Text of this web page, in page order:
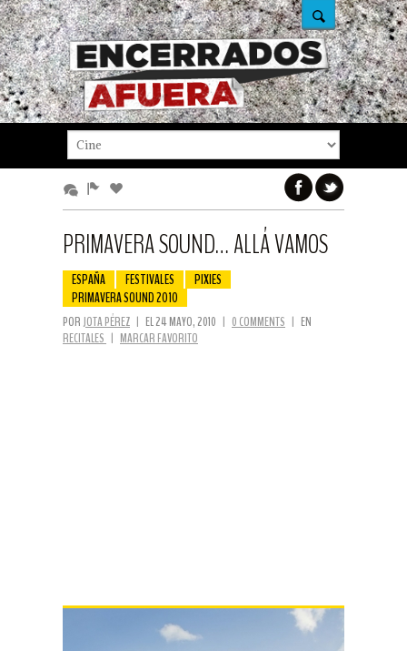
PRIMAVERA SOUND… ALLÁ VAMOS
ESPAÑA FESTIVALES
PIXIES
PRIMAVERA SOUND 2010
POR JOTA PÉREZ | EL 24 MAYO, 2010 | 0 COMMENTS | EN
RECITALES | MARCAR FAVORITO